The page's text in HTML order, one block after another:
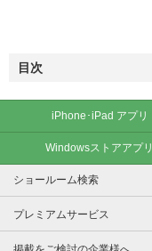
目次
iPhone･iPad アプリ
Windowsストアアプリ
ショールーム検索
プレミアムサービス